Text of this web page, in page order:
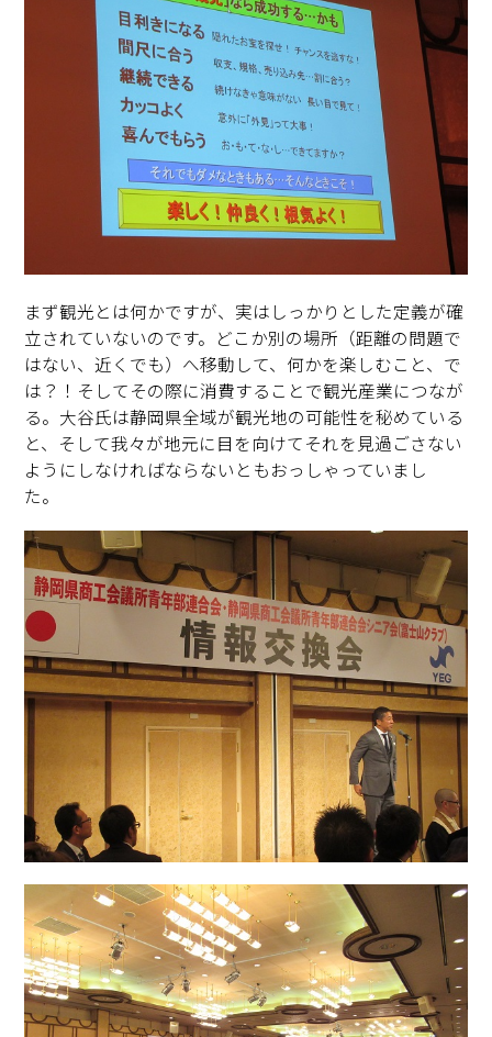
まず観光とは何かですが、実はしっかりとした定義が確
立されていないのです。どこか別の場所（距離の問題で
はない、近くでも）へ移動して、何かを楽しむこと、で
は？！そしてその際に消費することで観光産業につなが
る。大谷氏は静岡県全域が観光地の可能性を秘めている
と、そして我々が地元に目を向けてそれを見過ごさない
ようにしなければならないともおっしゃっていまし
た。